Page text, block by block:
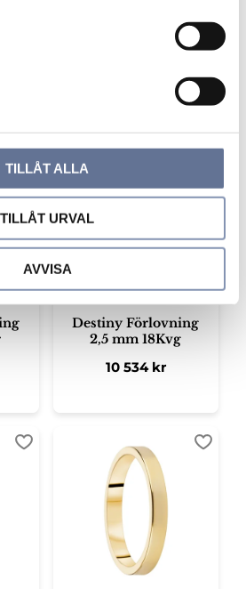
TILLÅT ALLA
TILLÅT URVAL
AVVISA
Lägg till i favoriter
Destiny Förlovning
2,5 mm 18Kvg
10 534kr
Lägg
Lägg till i favoriter Lägg